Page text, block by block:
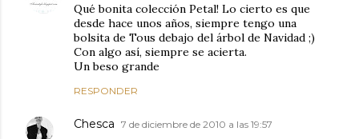
Qué bonita colección Petal! Lo cierto es que
desde hace unos años, siempre tengo una
bolsita de Tous debajo del árbol de Navidad ;)
Con algo así, siempre se acierta.
Un beso grande
RESPONDER
Chesca 7 de diciembre de 2010 a las 19:57